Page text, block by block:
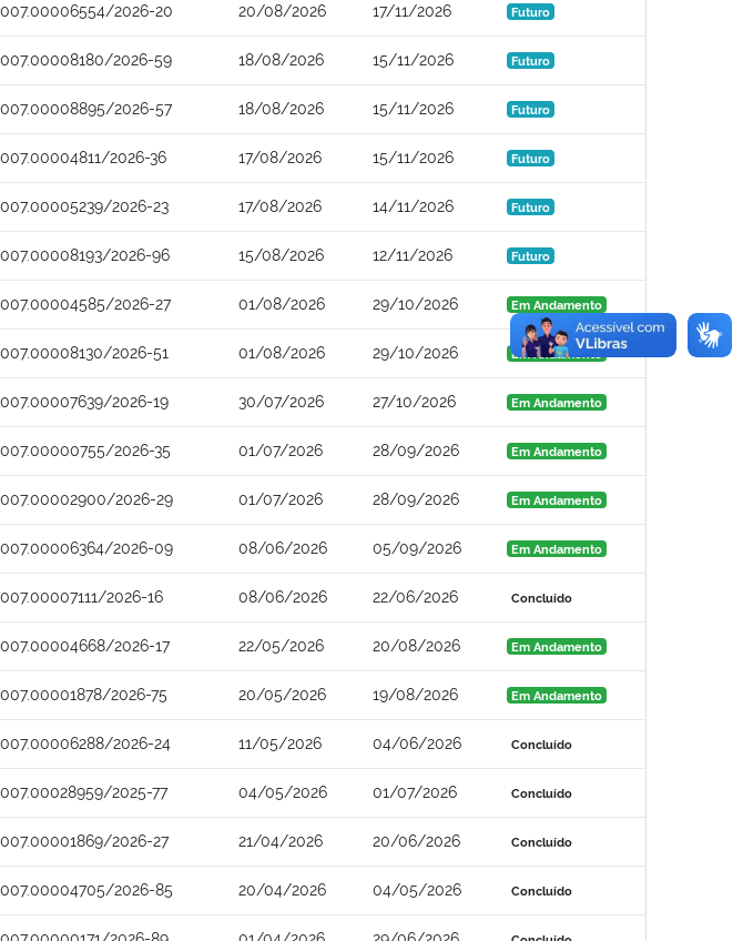
2026-20 20/08/2026 17/11/2026 Futuro
2026-59 18/08/2026 15/11/2026 Futuro
2026-57 18/08/2026 15/11/2026 Futuro
2026-36 17/08/2026 15/11/2026 Futuro
2026-23 17/08/2026 14/11/2026 Futuro
2026-96 15/08/2026 12/11/2026 Futuro
2026-27 01/08/2026 29/10/2026 Em Andamento
2026-51 01/08/2026 29/10/2026 Em Andamento
2026-19 30/07/2026 27/10/2026 Em Andamento
2026-35 01/07/2026 28/09/2026 Em Andamento
2026-29 01/07/2026 28/09/2026 Em Andamento
2026-09 08/06/2026 05/09/2026 Em Andamento
2026-16 08/06/2026 22/06/2026 Concluído
2026-17 22/05/2026 20/08/2026 Em Andamento
2026-75 20/05/2026 19/08/2026 Em Andamento
2026-24 11/05/2026 04/06/2026 Concluído
2025-77 04/05/2026 01/07/2026 Concluído
2026-27 21/04/2026 20/06/2026 Concluído
2026-85 20/04/2026 04/05/2026 Concluído